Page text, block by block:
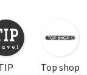
Top shop